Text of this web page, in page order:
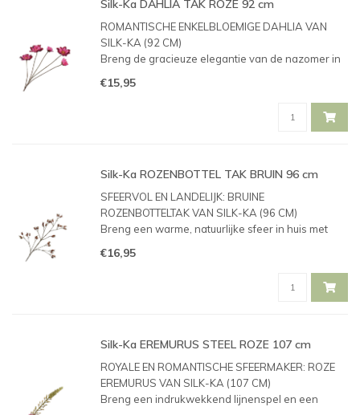
Silk-Ka DAHLIA TAK ROZE 92 cm
ROMANTISCHE ENKELBLOEMIGE DAHLIA VAN
SILK-KA (92 CM)
Breng de gracieuze elegantie van de nazomer in
bekende kwaliteitsmerk Silk-ka. Dit item is
speciaal geselecteerd voor de collectie van
€15,95
Silk-Ka ROZENBOTTEL TAK BRUIN 96 cm
SFEERVOL EN LANDELIJK: BRUINE
ROZENBOTTELTAK VAN SILK-KA (96 CM)
Breng een warme, natuurlijke sfeer in huis met
bekende kwaliteitsmerk Silk-ka. Dit item is
speciaal geselecteerd voor de collectie van
€16,95
Silk-Ka EREMURUS STEEL ROZE 107 cm
ROYALE EN ROMANTISCHE SFEERMAKER: ROZE
EREMURUS VAN SILK-KA (107 CM)
Breng een indrukwekkend lijnenspel en een